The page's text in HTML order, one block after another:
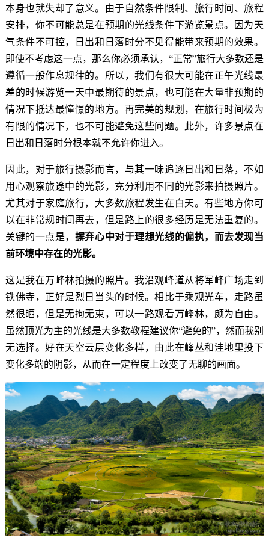
本身也就失却了意义。由于自然条件限制、旅行时间、旅程
安排，你不可能总是在预期的光线条件下游览景点。因为天
气条件不可控，日出和日落时分不见得能带来预期的效果。
即使不考虑这一点，那么你必须承认，“正常”旅行大多数还是
遵循一般作息规律的。所以，我们有很大可能在正午光线最
差的时候游览一天中最期待的景点，也可能在大量非预期的
情况下抵达最憧憬的地方。再完美的规划，在旅行时间极为
有限的情况下，也不可能避免这些问题。此外，许多景点在
日出和日落时分根本就不允许你进入。
因此，对于旅行摄影而言，与其一味追逐日出和日落，不如
用心观察旅途中的光影，充分利用不同的光影来拍摄照片。
尤其对于家庭旅行，大多数旅程发生在白天。有些地方你可
以在非常规时间再去，但是路上的很多经历是无法重复的。
关键的一点是， 摒弃心中对于理想光线的偏执，而去发现当
前环境中存在的光影。
这是我在万峰林拍摄的照片。我沿观峰道从将军峰广场走到
铁佛寺，正好是烈日当头的时候。相比于乘观光车，走路虽
然很晒，但是无拘无束，可以一路观看万峰林，颇为自由。
虽然顶光为主的光线是大多数教程建议你“避免的”，然而我别
无选择。好在天空云层变化多样，由此在峰丛和洼地里投下
变化多端的阴影，从而在一定程度上改变了无聊的画面。